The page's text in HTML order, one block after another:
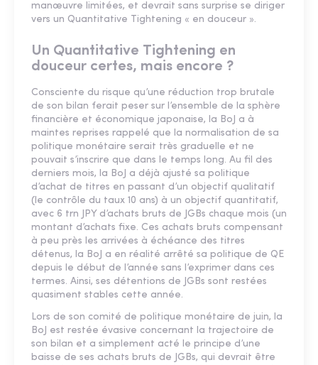
manœuvre limitées, et devrait sans surprise se diriger
vers un Quantitative Tightening « en douceur ».
Un Quantitative Tightening en
douceur certes, mais encore ?
Consciente du risque qu’une réduction trop brutale
de son bilan ferait peser sur l’ensemble de la sphère
financière et économique japonaise, la BoJ a à
maintes reprises rappelé que la normalisation de sa
politique monétaire serait très graduelle et ne
pouvait s’inscrire que dans le temps long. Au fil des
derniers mois, la BoJ a déjà ajusté sa politique
d’achat de titres en passant d’un objectif qualitatif
(le contrôle du taux 10 ans) à un objectif quantitatif,
avec 6 trn JPY d’achats bruts de JGBs chaque mois (un
montant d’achats fixe. Ces achats bruts compensant
à peu près les arrivées à échéance des titres
détenus, la BoJ a en réalité arrêté sa politique de QE
depuis le début de l’année sans l’exprimer dans ces
termes. Ainsi, ses détentions de JGBs sont restées
quasiment stables cette année.
Lors de son comité de politique monétaire de juin, la
BoJ est restée évasive concernant la trajectoire de
son bilan et a simplement acté le principe d’une
baisse de ses achats bruts de JGBs, qui devrait être